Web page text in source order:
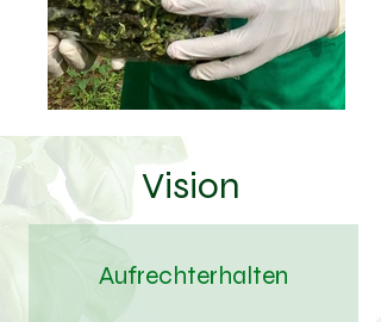
Vision
Aufrechterhalten